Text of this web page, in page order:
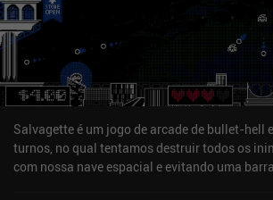
Salvagette é um jogo de arcade de bullet-hell
turnos, no qual tentamos destruir todos os
com nossa nave espacial e evitando uma